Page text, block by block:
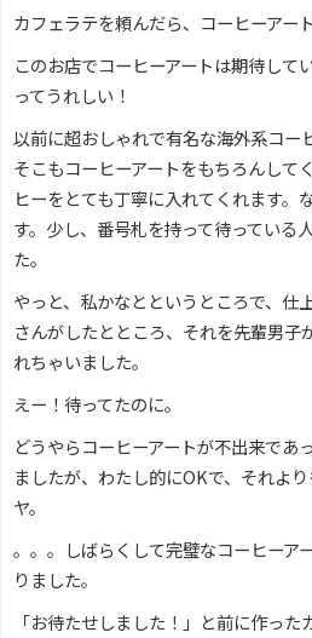
カフェラテを頼んだら、コーヒーアー
このお店でコーヒーアートは期待して
ってうれしい！
以前に超おしゃれで有名な海外系コー
そこもコーヒーアートをもちろんして
ヒーをとても丁寧に入れてくれます。
す。少し、番号札を持って待っている
た。
やっと、私かなとというところで、仕
さんがしたとところ、それを先輩男子
れちゃいました。
えー！待ってたのに。
どうやらコーヒーアートが不出来であ
ましたが、わたし的にOKで、それよ
ヤ。
。。。しばらくして完璧なコーヒーア
りました。
「お待たせしました！」と前に作っ